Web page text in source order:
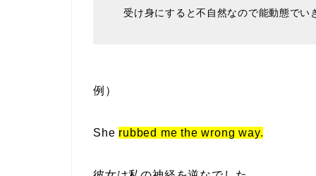
受け身にすると不自然なので能動態でい
例）
She rubbed me the wrong way.